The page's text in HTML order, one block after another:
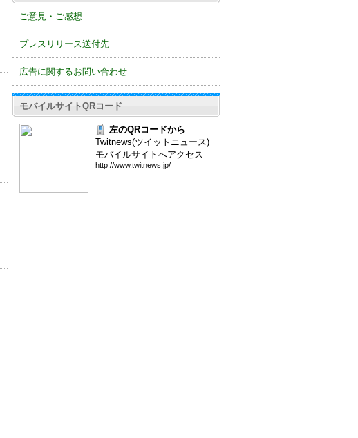
ご意見・ご感想
プレスリリース送付先
広告に関するお問い合わせ
モバイルサイトQRコード
左のQRコードから
Twitnews(ツイットニュース)
モバイルサイトへアクセス
http://www.twitnews.jp/